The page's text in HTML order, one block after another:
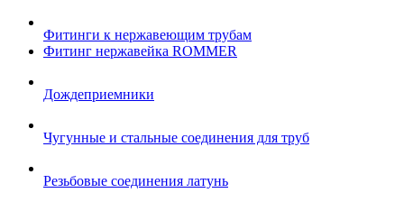
Фитинги к нержавеющим трубам
Фитинг нержавейка ROMMER
Дождеприемники
Чугунные и стальные соединения для труб
Резьбовые соединения латунь